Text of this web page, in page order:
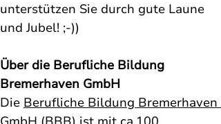
unterstützen Sie durch gute Laune
und Jubel! ;-))
Über die Berufliche Bildung
Bremerhaven GmbH
Die Berufliche Bildung Bremerhaven